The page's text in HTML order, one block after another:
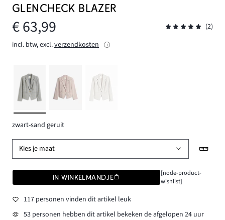
GLENCHECK BLAZER
€ 63,99
(2)
incl. btw, excl.verzendkosten
zwart-sand geruit
Kies je maat
IN WINKELMANDJE
[node-product-
wishlist]
117 personen vinden dit artikel leuk
53 personen hebben dit artikel bekeken de afgelopen 24 uur